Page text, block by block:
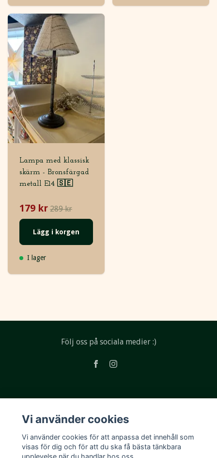
Lampa med klassisk
skärm - Bronsfärgad
metall E14 🇸🇪
179 kr 289 kr
Lägg i korgen
I lager
Följ oss på sociala medier :)
Köpvillkor
Kontakt
Vi använder cookies
Vi använder cookies för att anpassa det innehåll som
visas för dig och för att du ska få bästa tänkbara
upplevelse när du handlar hos oss.